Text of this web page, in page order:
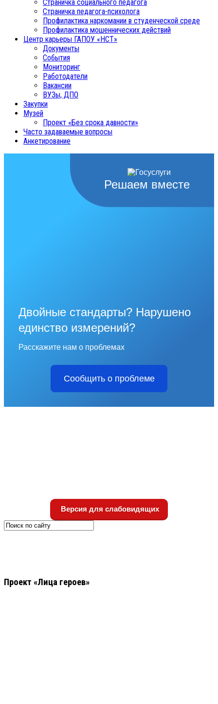
Страничка социального педагога
Страничка педагога-психолога
Профилактика наркомании в студенческой среде
Профилактика мошеннических действий
Центр карьеры ГАПОУ «НСТ»
Документы
События
Мониторинг
Работодатели
Вакансии
ВУЗы, ДПО
Закупки
Музей
Проект «Без срока давности»
Часто задаваемые вопросы
Анкетирование
Решаем вместе
Двойные стандарты? Нарушено
единство измерений?
Расскажите нам о проблемах
Сообщить о проблеме
Версия для слабовидящих
Проект «Лица героев»